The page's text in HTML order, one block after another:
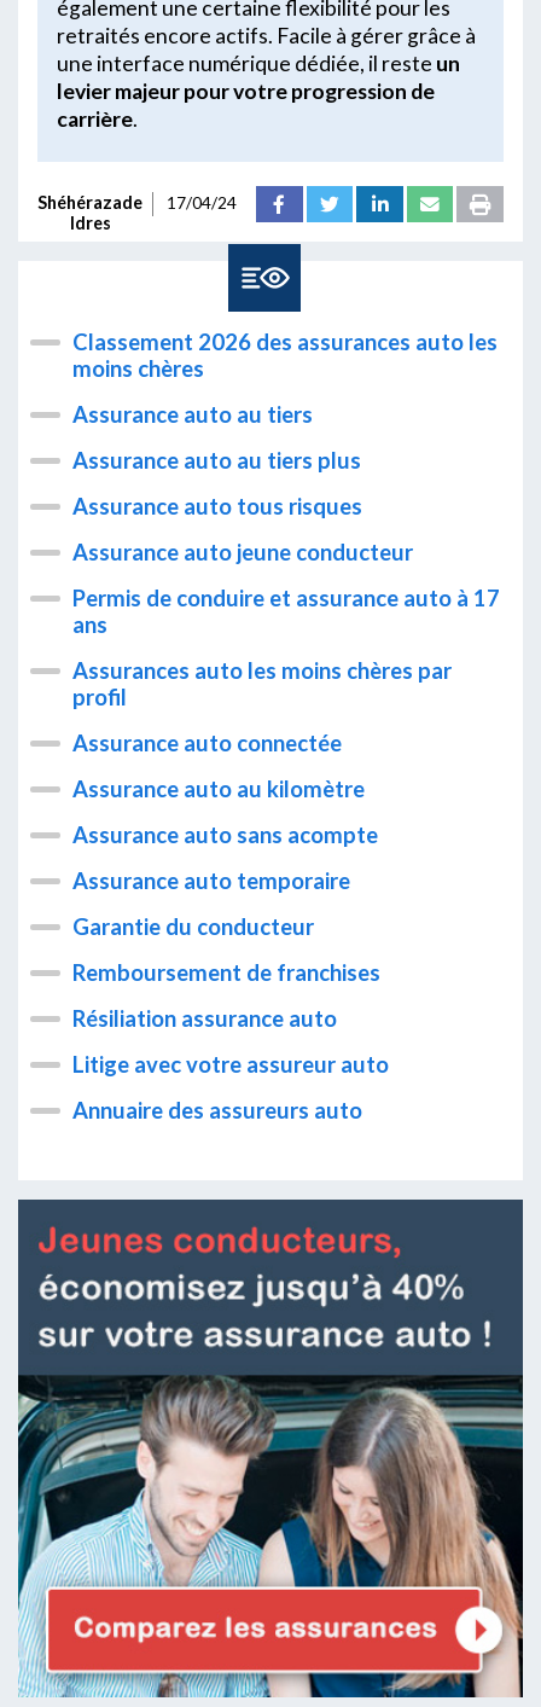
également une certaine flexibilité pour les
retraités encore actifs. Facile à gérer grâce à
une interface numérique dédiée, il reste un
levier majeur pour votre progression de
carrière.
Shéhérazade
Idres
17/04/24
Classement 2026 des assurances auto les
moins chères
Assurance auto au tiers
Assurance auto au tiers plus
Assurance auto tous risques
Assurance auto jeune conducteur
Permis de conduire et assurance auto à 17
ans
Assurances auto les moins chères par
profil
Assurance auto connectée
Assurance auto au kilomètre
Assurance auto sans acompte
Assurance auto temporaire
Garantie du conducteur
Remboursement de franchises
Résiliation assurance auto
Litige avec votre assureur auto
Annuaire des assureurs auto